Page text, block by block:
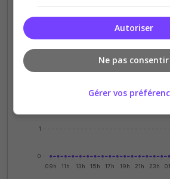
0
1
3
5
09h 11h 13h 15h 17h 19h 21h 23h
Autoriser
Ne pas consentir
Gérer vos